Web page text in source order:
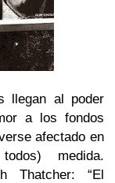
llegan al poder
a los fondos
afectado en
medida.
Thatcher: “El